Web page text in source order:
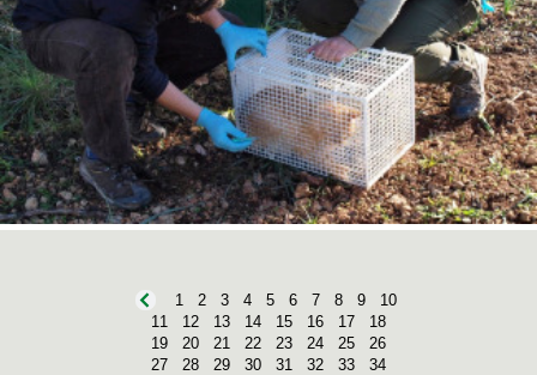
1 2 3 4 5 6 7 8 9
10
11
12 13 14 15 16 17
18
19
20 21 22 23 24 25
26
27
28 29 30 31 32 33
34